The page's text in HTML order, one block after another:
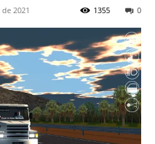
2021 0
1355